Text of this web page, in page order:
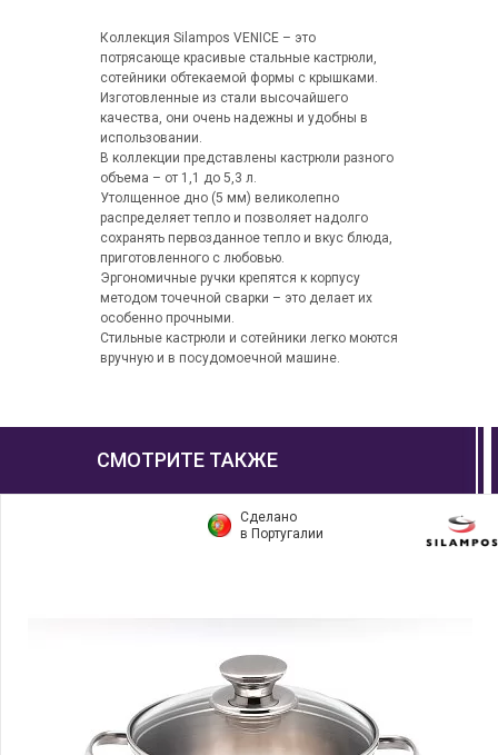
Коллекция Silampos VENICE – это
потрясающе красивые стальные кастрюли,
сотейники обтекаемой формы с крышками.
Изготовленные из стали высочайшего
качества, они очень надежны и удобны в
использовании.
В коллекции представлены кастрюли разного
объема – от 1,1 до 5,3 л.
Утолщенное дно (5 мм) великолепно
распределяет тепло и позволяет надолго
сохранять первозданное тепло и вкус блюда,
приготовленного с любовью.
Эргономичные ручки крепятся к корпусу
методом точечной сварки – это делает их
особенно прочными.
Стильные кастрюли и сотейники легко моются
вручную и в посудомоечной машине.
СМОТРИТЕ ТАКЖЕ
Сделано
в Португалии